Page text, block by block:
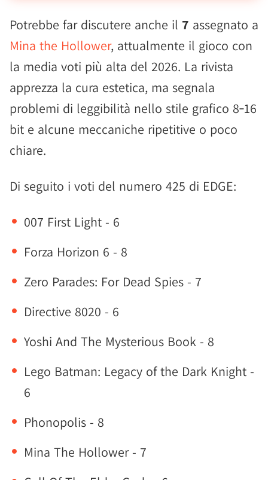
Potrebbe far discutere anche il 7 assegnato a
Mina the Hollower, attualmente il gioco con
la media voti più alta del 2026. La rivista
apprezza la cura estetica, ma segnala
problemi di leggibilità nello stile grafico 8‑16
bit e alcune meccaniche ripetitive o poco
chiare.
Di seguito i voti del numero 425 di EDGE:
007 First Light - 6
Forza Horizon 6 - 8
Zero Parades: For Dead Spies - 7
Directive 8020 - 6
Yoshi And The Mysterious Book - 8
Lego Batman: Legacy of the Dark Knight -
6
Phonopolis - 8
Mina The Hollower - 7